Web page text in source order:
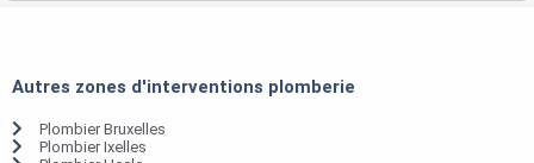
Autres zones d'interventions plomberie
Plombier Bruxelles
Plombier Ixelles